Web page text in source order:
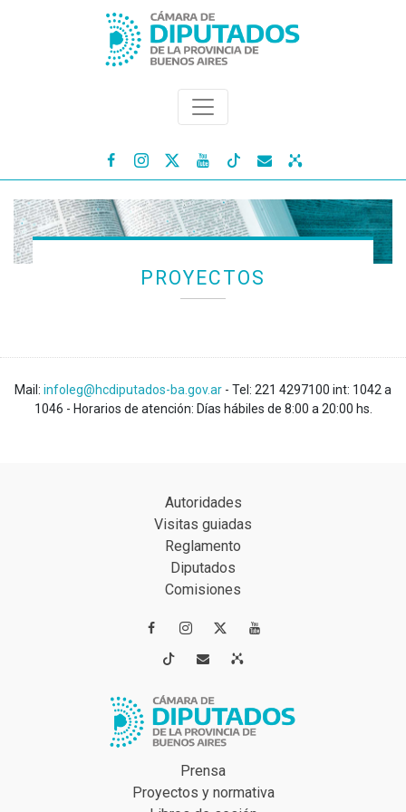
   
PROYECTOS
Mail: infoleg@hcdiputados-ba.gov.ar - Tel: 221 4297100 int: 1042 a
1046 - Horarios de atención: Días hábiles de 8:00 a 20:00 hs.
Autoridades
Visitas guiadas
Reglamento
Diputados
Comisiones
 
 
Prensa
Proyectos y normativa